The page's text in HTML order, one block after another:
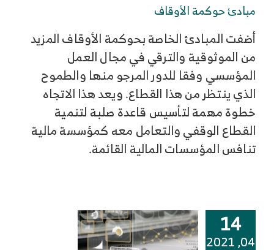
مبادئ حوكمة الأوقاف
أضفت المبادئ الخاصة بحوكمة الأوقاف المزيد
من الموثوقية والترقي في مجال العمل
المؤسسي وفقا للدور المرجو منها والطموح
الذي ينتظر من هذا القطاع. ويعد هذا الاتجاه
خطوة مهمة لتأسيس قاعدة صلبة لتنمية
القطاع الوقفي والتعامل معه كمؤسسة مالية
تنافس المؤسسات المالية القائمة.
14
04, 2021